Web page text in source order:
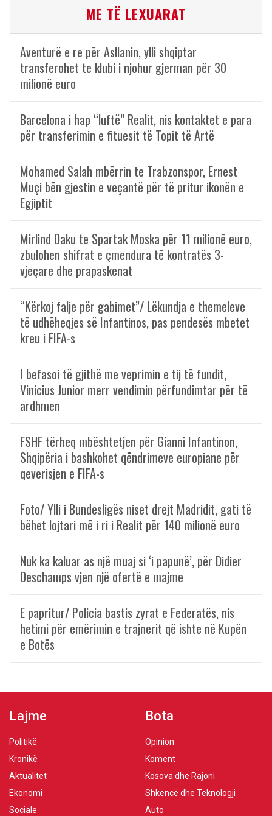
ME TË LEXUARAT
Aventurë e re për Asllanin, ylli shqiptar
transferohet te klubi i njohur gjerman për 30
milionë euro
Barcelona i hap “luftë” Realit, nis kontaktet e para
për transferimin e fituesit të Topit të Artë
Mohamed Salah mbërrin te Trabzonspor, Ernest
Muçi bën gjestin e veçantë për të pritur ikonën e
Egjiptit
Mirlind Daku te Spartak Moska për 11 milionë euro,
zbulohen shifrat e çmendura të kontratës 3-
vjeçare dhe prapaskenat
“Kërkoj falje për gabimet”/ Lëkundja e themeleve
të udhëheqjes së Infantinos, pas pendesës mbetet
kreu i FIFA-s
I befasoi të gjithë me veprimin e tij të fundit,
Vinicius Junior merr vendimin përfundimtar për të
ardhmen
FSHF tërheq mbështetjen për Gianni Infantinon,
Shqipëria i bashkohet qëndrimeve europiane për
qeverisjen e FIFA-s
Foto/ Ylli i Bundesligës niset drejt Madridit, gati të
bëhet lojtari më i ri i Realit për 140 milionë euro
Nuk ka kaluar as një muaj si ‘i papunë’, për Didier
Deschamps vjen një ofertë e majme
E papritur/ Policia bastis zyrat e Federatës, nis
hetimi për emërimin e trajnerit që ishte në Kupën
e Botës
Lajme
Politikë
Kronikë
Aktualitet
Ekonomi
Sociale
Bota
Opinion
Koment
Kosova dhe Rajoni
Shkencë dhe Teknologji
Auto